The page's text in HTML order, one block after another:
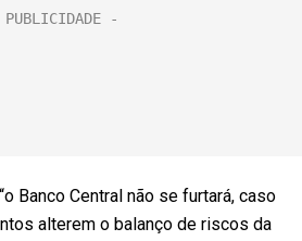
Banco Central não se furtará, caso
alterem o balanço de riscos da